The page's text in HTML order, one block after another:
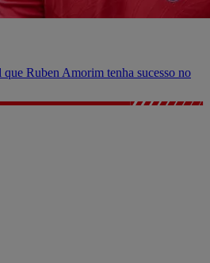
Ruben Amorim tenha sucesso no